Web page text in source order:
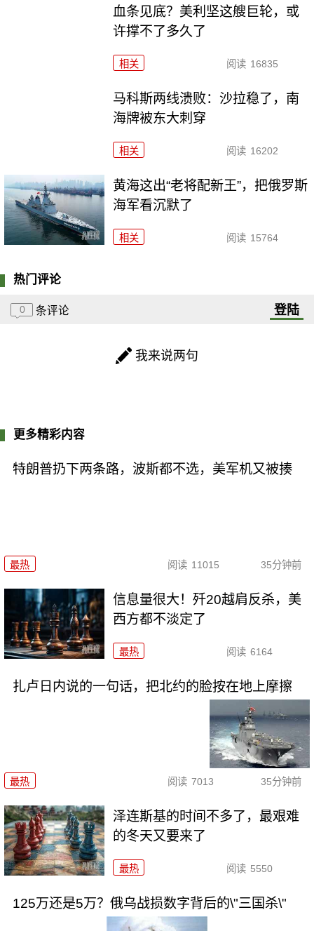
血条见底？美利坚这艘巨轮，或
许撑不了多久了
相关 阅读 16835
马科斯两线溃败：沙拉稳了，南
海牌被东大刺穿
相关 阅读 16202
黄海这出“老将配新王”，把俄罗斯
海军看沉默了
相关 阅读 15764
热门评论
0 条评论 登陆
我来说两句
更多精彩内容
特朗普扔下两条路，波斯都不选，美军机又被揍
最热 阅读 11015 35分钟前
信息量很大！歼20越肩反杀，美
西方都不淡定了
最热 阅读 6164
扎卢日内说的一句话，把北约的脸按在地上摩擦
最热 阅读 7013 35分钟前
泽连斯基的时间不多了，最艰难
的冬天又要来了
最热 阅读 5550
125万还是5万？俄乌战损数字背后的\"三国杀\"